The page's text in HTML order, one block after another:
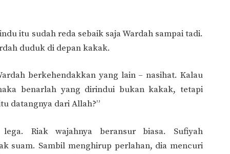
itu sudah reda sebaik saja Wardah sampai tadi.
duduk di depan kakak.
berkehendakkan yang lain – nasihat. Kalau
benarlah yang dirindui bukan kakak, tetapi
datangnya dari Allah?”
Riak wajahnya beransur biasa. Sufiyah
suam. Sambil menghirup perlahan, dia mencuri